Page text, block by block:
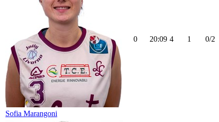
Sofia Marangoni
0 20:09 4 1 0/2